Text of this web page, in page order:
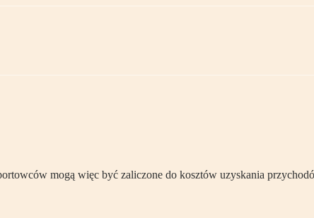
mogą więc być zaliczone do kosztów uzyskania